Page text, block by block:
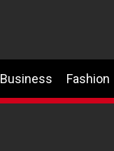
Business Fashion